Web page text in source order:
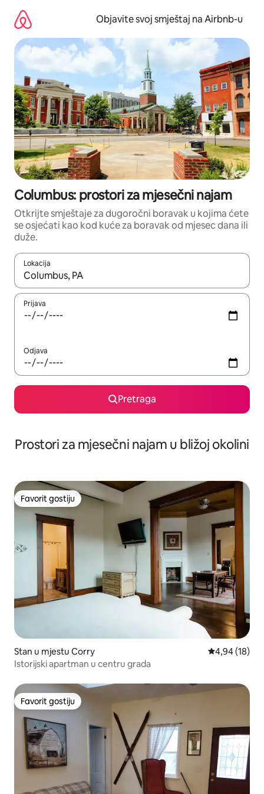
sadržaj
Objavite svoj smještaj na Airbnb-u
Columbus: prostori za mjesečni najam
Otkrijte smještaje za dugoročni boravak u kojima ćete
se osjećati kao kod kuće za boravak od mjesec dana ili
duže.
Lokacija
Kad su rezultati dostupni, možete da se krećete kroz njih
Prijava
Odjava
Pretraga
Prostori za mjesečni najam u bližoj okolini
Favorit gostiju
Favorit gostiju
Stan u mjestu Corry prosječna
4,94 (18)
Istorijski apartman u centru grada
Favorit gostiju
Favorit gostiju